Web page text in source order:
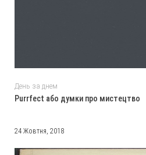
День за днем
Purrfect або думки про мистецтво
24 Жовтня, 2018